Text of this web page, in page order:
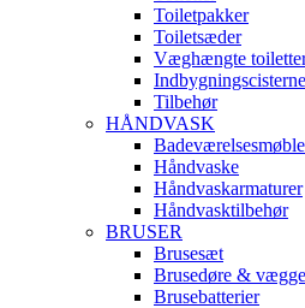
Toiletpakker
Toiletsæder
Væghængte
Tilbehør
HÅNDVASK
Håndvaske
Håndvaskarmaturer
Håndvasktilbehør
BRUSER
Brusesæt
Brusedøre & vægge
Brusebatterier